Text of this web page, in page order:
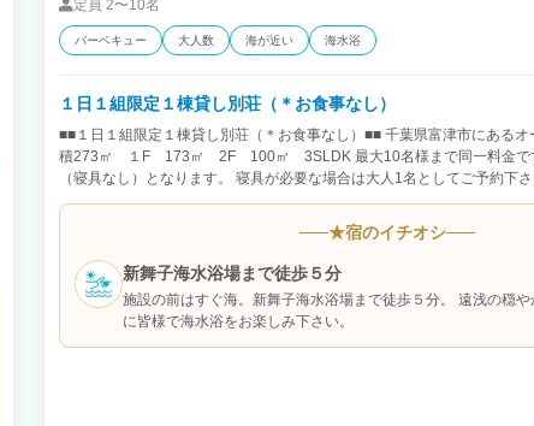
定員 2〜10名
バーベキュー 大人数 海が近い 海水浴
１日１組限定１棟貸し別荘（＊お食事なし）
■■１日１組限定１棟貸し別荘（＊お食事なし）■■ 千葉県富津市にある
積273㎡ １F 173㎡ 2F 100㎡ 3SLDK 最大10名様まで同一料金で
（寝具なし）となります。 寝具が必要な場合は大人1名としてご予約下
1名としてご予約下さい。 （＊4歳以上は大人（寝具有り）でカウント
海 房総半島、三浦半島を一望できるロケーション 富士山を望むことが
ーを染める夕日 夜は満天の星空と波音 四季折々の色を放つ内房の景色は
れたこの場所で非日常な時間を過ごしていただける空間をご用意させて
リビングダイニングキッチンのワンフロア構成でそのままオープンテラ
でいただけます。 ２F 寝室3部屋をご用意させていただきました。お風呂
眺望できます。 ■■オプションのご案内■■＊現地決済（現金、クレジッ
は施設までご連絡下さい。 【BBQグリルレンタル】1台3,300円（税込
★宿のイチオシ
新舞子海水浴場まで徒歩５分
施設の前はすぐ海。新舞子海水浴場まで徒歩５分。 遠浅の穏
に皆様で海水浴をお楽しみ下さい。